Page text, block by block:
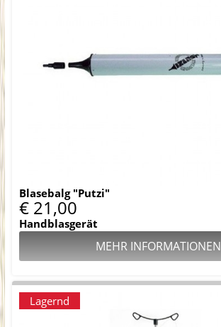
Blasebalg "Putzi"
€ 21,00
Handblasgerät
MEHR INFORMATIONEN
Lagernd